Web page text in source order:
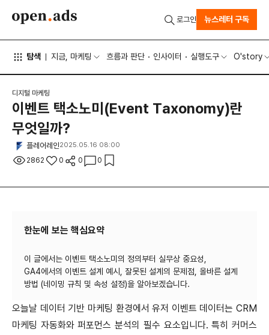
탐색 지금, 마케팅 흐름과 판단 인사이터 실행도구 O'story
로그인 뉴스레터 구독
디지털 마케팅
이벤트 택소노미(Event Taxonomy)란
무엇일까?
플레어레인2025.05.16 08:00
2862 0 0 0
한눈에 보는 핵심요약
이 글에서는 이벤트 택소노미의 정의부터 실무상 중요성,
GA4에서의 이벤트 설계 예시, 잘못된 설계의 문제점, 올바른 설계
오늘날 데이터 기반 마케팅 환경에서 유저 이벤트 데이터는 CRM
마케팅 자동화와 퍼포먼스 분석의 필수 요소입니다. 특히 커머스